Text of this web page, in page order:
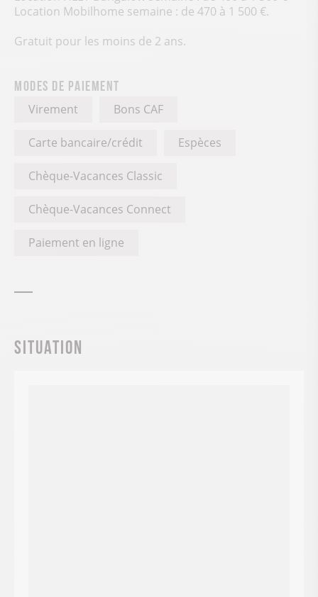
Location Mobilhome semaine : de 470 à 1 500 €.
Gratuit pour les moins de 2 ans.
Modes de paiement
Virement Bons CAF
Carte bancaire/crédit Espèces
Chèque-Vacances Classic
Chèque-Vacances Connect
Paiement en ligne
Situation